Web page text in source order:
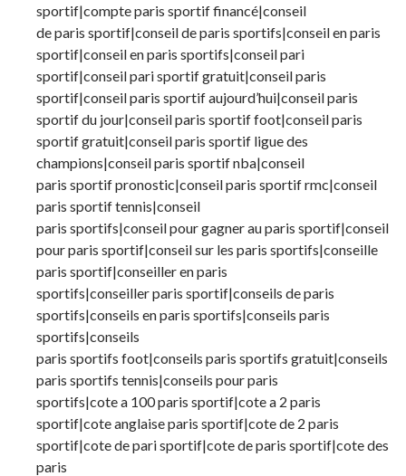
sportif|compte paris sportif financé|conseil
de paris sportif|conseil de paris sportifs|conseil en paris
sportif|conseil en paris sportifs|conseil pari
sportif|conseil pari sportif gratuit|conseil paris
sportif|conseil paris sportif aujourd’hui|conseil paris
sportif du jour|conseil paris sportif foot|conseil paris
sportif gratuit|conseil paris sportif ligue des
champions|conseil paris sportif nba|conseil
paris sportif pronostic|conseil paris sportif rmc|conseil
paris sportif tennis|conseil
paris sportifs|conseil pour gagner au paris sportif|conseil
pour paris sportif|conseil sur les paris sportifs|conseille
paris sportif|conseiller en paris
sportifs|conseiller paris sportif|conseils de paris
sportifs|conseils en paris sportifs|conseils paris
sportifs|conseils
paris sportifs foot|conseils paris sportifs gratuit|conseils
paris sportifs tennis|conseils pour paris
sportifs|cote a 100 paris sportif|cote a 2 paris
sportif|cote anglaise paris sportif|cote de 2 paris
sportif|cote de pari sportif|cote de paris sportif|cote des
paris